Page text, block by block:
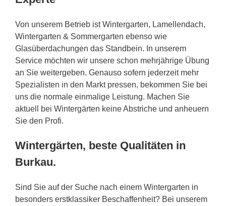
Von unserem Betrieb ist Wintergarten, Lamellendach,
Wintergarten & Sommergarten ebenso wie
Glasüberdachungen das Standbein. In unserem
Service möchten wir unsere schon mehrjährige Übung
an Sie weitergeben. Genauso sofern jederzeit mehr
Spezialisten in den Markt pressen, bekommen Sie bei
uns die normale einmalige Leistung. Machen Sie
aktuell bei Wintergärten keine Abstriche und anheuern
Sie den Profi.
Wintergärten, beste Qualitäten in
Burkau.
Sind Sie auf der Suche nach einem Wintergarten in
besonders erstklassiker Beschaffenheit? Bei unserem